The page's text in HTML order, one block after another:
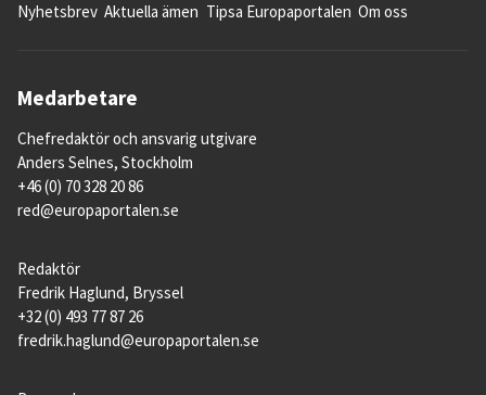
Nyhetsbrev Aktuella ämen Tipsa Europaportalen Om oss
Medarbetare
Chefredaktör och ansvarig utgivare
Anders Selnes, Stockholm
+46 (0) 70 328 20 86
red@europaportalen.se
Redaktör
Fredrik Haglund, Bryssel
+32 (0) 493 77 87 26
fredrik.haglund@europaportalen.se